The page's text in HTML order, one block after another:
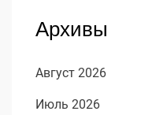
Архивы
Август 2026
Июль 2026